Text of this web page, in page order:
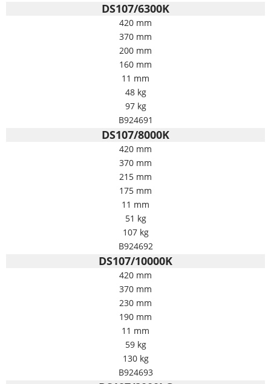
DS107/6300K
420 mm
370 mm
200 mm
160 mm
11 mm
48 kg
97 kg
B924691
DS107/8000K
420 mm
370 mm
215 mm
175 mm
11 mm
51 kg
107 kg
B924692
DS107/10000K
420 mm
370 mm
230 mm
190 mm
11 mm
59 kg
130 kg
B924693